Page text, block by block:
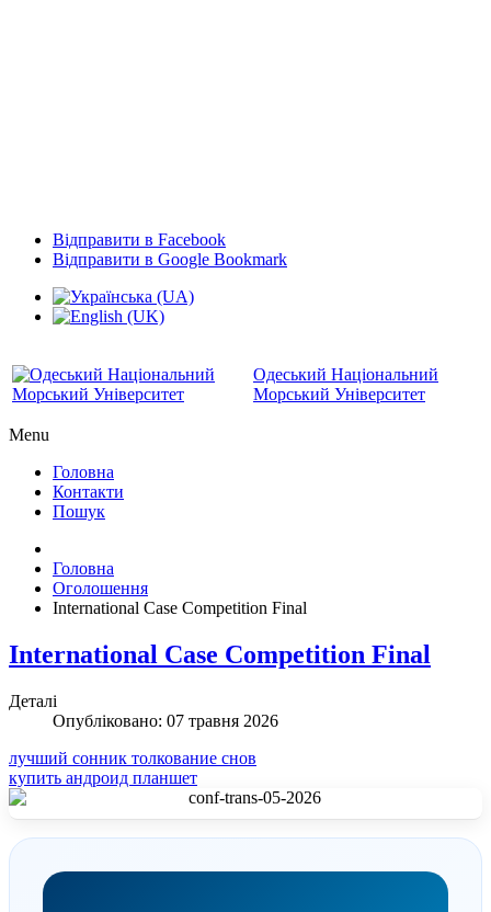
Відправити в Facebook
Відправити в Google Bookmark
Одеський Національний
Морський Університет
Menu
Головна
Контакти
Пошук
Головна
Оголошення
International Case Competition Final
International Case Competition Final
Деталі
Опубліковано: 07 травня 2026
лучший сонник толкование снов
купить андроид планшет